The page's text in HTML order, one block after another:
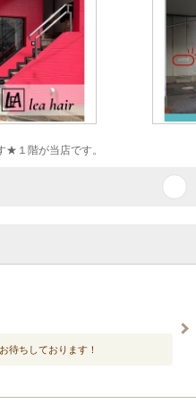
★１階が当店です。
ちしております！